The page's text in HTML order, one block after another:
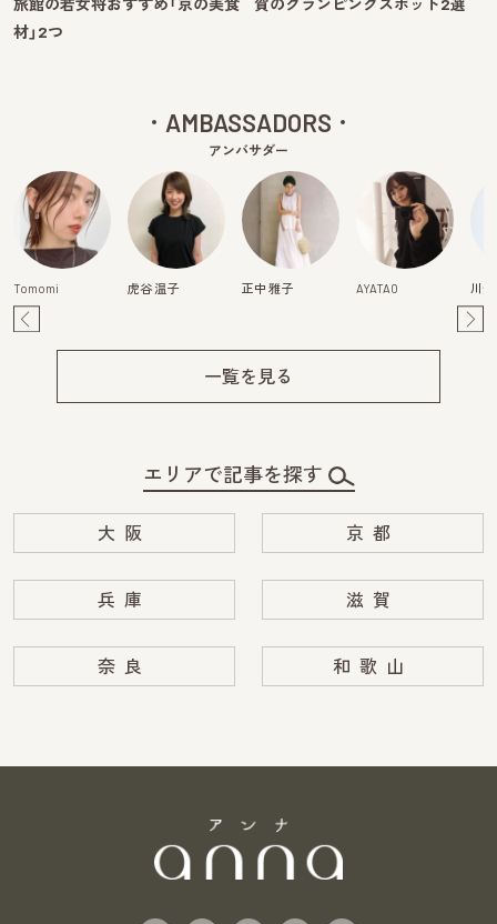
材」2つ
AMBASSADORS
アンバサダー
Tomomi 虎谷 温子 正中 雅子 AYATAO 川
一覧を見る
エリアで記事を探す
大阪 京都
兵庫 滋賀
奈良 和歌山